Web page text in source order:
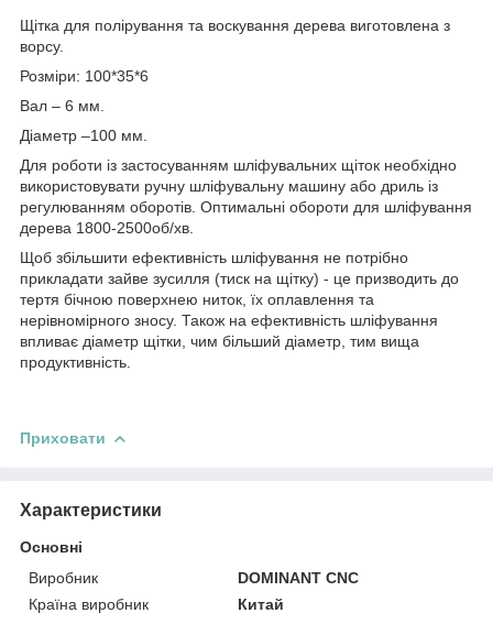
Щітка для полірування та воскування дерева виготовлена ​​з
ворсу.
Розміри: 100*35*6
Вал – 6 мм.
Діаметр –100 мм.
Для роботи із застосуванням шліфувальних щіток необхідно
використовувати ручну шліфувальну машину або дриль із
регулюванням оборотів. Оптимальні обороти для шліфування
дерева 1800-2500об/хв.
Щоб збільшити ефективність шліфування не потрібно
прикладати зайве зусилля (тиск на щітку) - це призводить до
тертя бічною поверхнею ниток, їх оплавлення та
нерівномірного зносу. Також на ефективність шліфування
впливає діаметр щітки, чим більший діаметр, тим вища
продуктивність.
Приховати
Характеристики
Основні
Виробник
DOMINANT CNC
Країна виробник
Китай